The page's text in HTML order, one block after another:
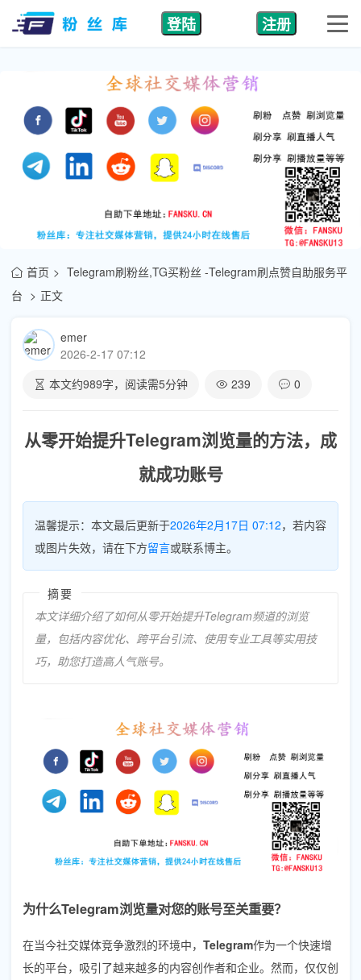
登陆 注册
首页
Telegram刷粉丝,TG买粉丝 -Telegram刷点赞自助服务平
台
正文
emer
2026-2-17 07:12
本文约989字，阅读需5分钟 239 0
从零开始提升Telegram浏览量的方法，成
就成功账号
温馨提示：本文最后更新于2026年2月17日 07:12，若内容
或图片失效，请在下方留言或联系博主。
摘要
本文详细介绍了如何从零开始提升Telegram频道的浏览
量，包括内容优化、跨平台引流、使用专业工具等实用技
巧，助您打造高人气账号。
为什么Telegram浏览量对您的账号至关重要？
在当今社交媒体竞争激烈的环境中， Telegram作为一个快速增
长的平台，吸引了越来越多的内容创作者和企业。然而，仅仅创